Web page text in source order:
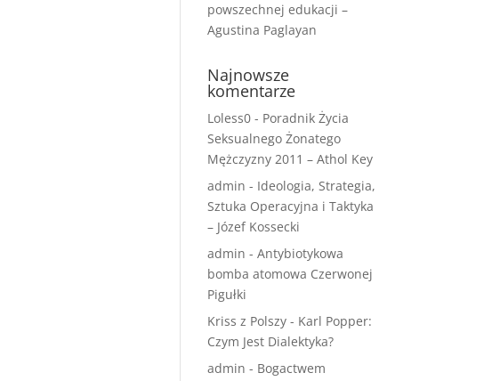
powszechnej edukacji –
Agustina Paglayan
Najnowsze
komentarze
Loless0 - Poradnik Życia
Seksualnego Żonatego
Mężczyzny 2011 – Athol Key
admin - Ideologia, Strategia,
Sztuka Operacyjna i Taktyka
– Józef Kossecki
admin -Antybiotykowa
bomba atomowa Czerwonej
Pigułki
Kriss z Polszy - Karl Popper:
Czym Jest Dialektyka?
admin - Bogactwem